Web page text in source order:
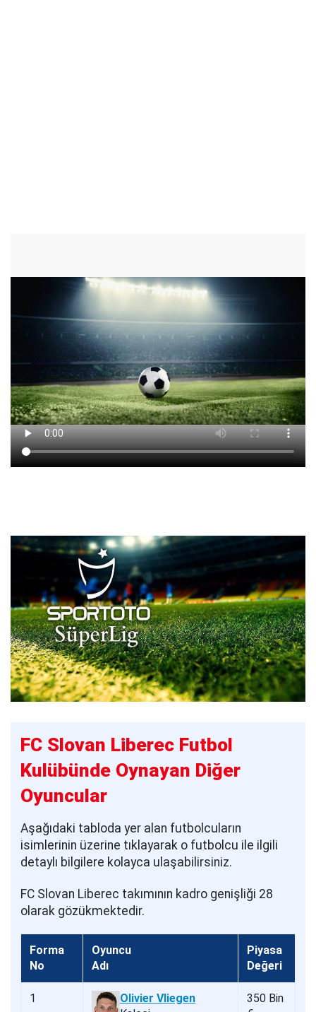
FC Slovan Liberec Futbol
Kulübünde Oynayan Diğer
Oyuncular
Aşağıdaki tabloda yer alan futbolcuların
isimlerinin üzerine tıklayarak o futbolcu ile ilgili
detaylı bilgilere kolayca ulaşabilirsiniz.
FC Slovan Liberec takımının kadro genişliği 28
olarak gözükmektedir.
Forma
No
Oyuncu
Adı
Piyasa
Değeri
1
Olivier Vliegen
350 Bin